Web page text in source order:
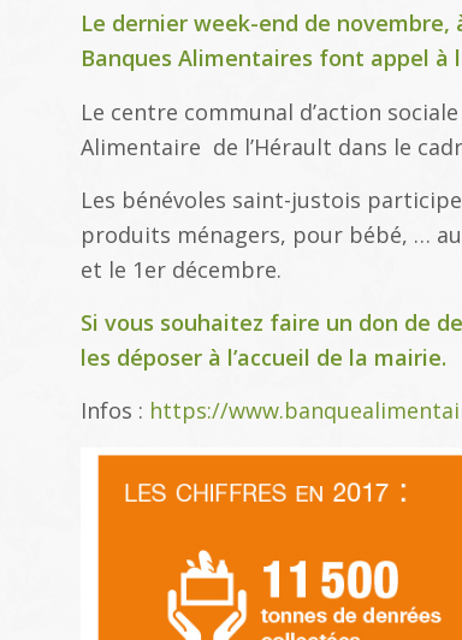
Le dernier week-end de novembre,
Banques Alimentaires font appel à
Le centre communal d’action
Alimentaire de l’Hérault dans le
Les bénévoles saint-justois
produits ménagers, pour bébé, … au
et le 1er décembre.
Si vous souhaitez faire un don de
les déposer à l’accueil de la mairie.
Infos : https://